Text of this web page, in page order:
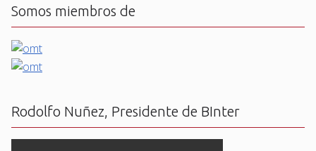
Somos miembros de
Rodolfo Nuñez, Presidente de BInter